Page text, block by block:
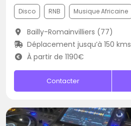
Disco RNB Musique Africaine
Bailly-Romainvilliers (77)
Déplacement jusqu’à 150 kms
À partir de 1190€
Contacter